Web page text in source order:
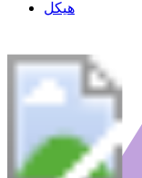
هيكل